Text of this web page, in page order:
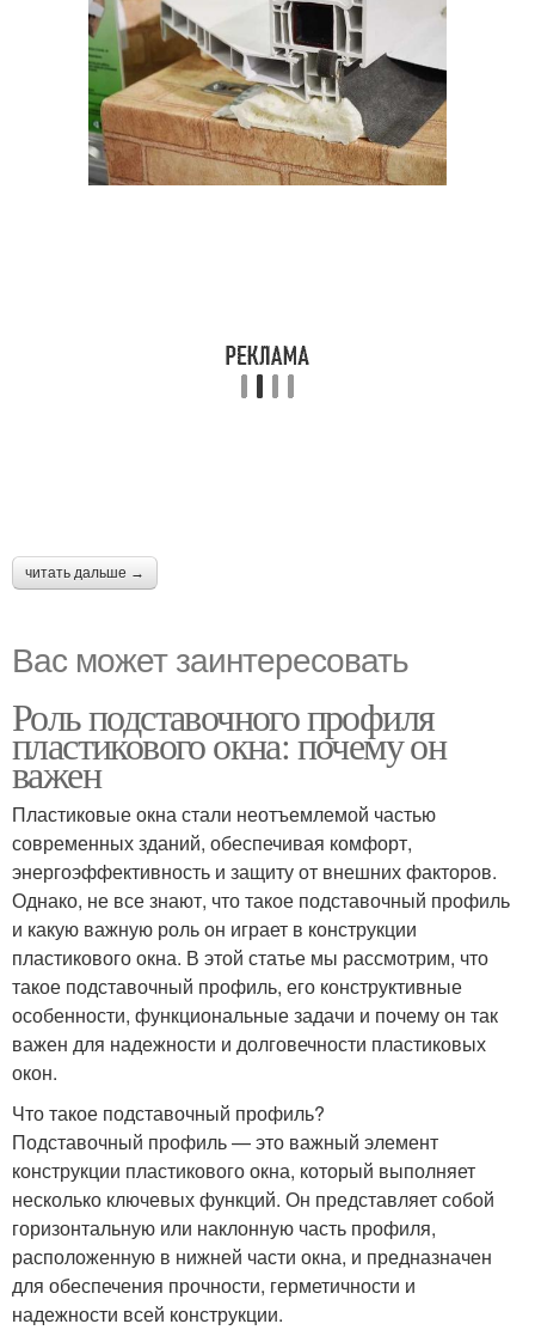
читать дальше →
Вас может заинтересовать
Роль подставочного профиля
пластикового окна: почему он
важен
Пластиковые окна стали неотъемлемой частью
современных зданий, обеспечивая комфорт,
энергоэффективность и защиту от внешних факторов.
Однако, не все знают, что такое подставочный профиль
и какую важную роль он играет в конструкции
пластикового окна. В этой статье мы рассмотрим, что
такое подставочный профиль, его конструктивные
особенности, функциональные задачи и почему он так
важен для надежности и долговечности пластиковых
окон.
Что такое подставочный профиль?
Подставочный профиль — это важный элемент
конструкции пластикового окна, который выполняет
несколько ключевых функций. Он представляет собой
горизонтальную или наклонную часть профиля,
расположенную в нижней части окна, и предназначен
для обеспечения прочности, герметичности и
надежности всей конструкции.